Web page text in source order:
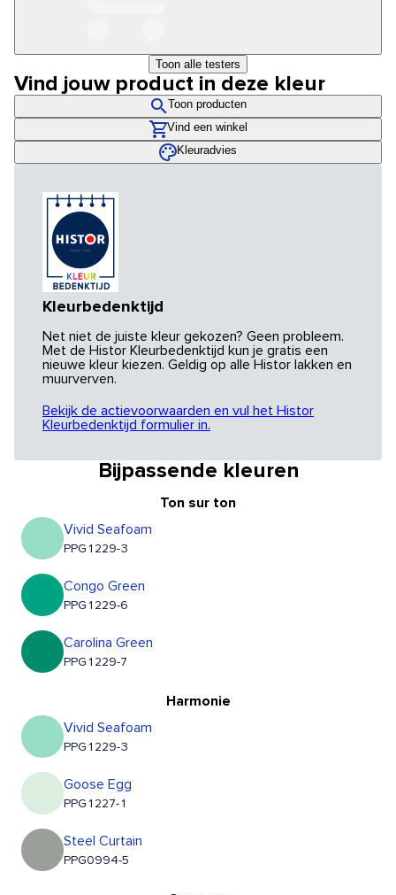
Toon alle testers
Vind jouw product in deze kleur
Toon producten
Vind een winkel
Kleuradvies
Kleurbedenktijd
Net niet de juiste kleur gekozen? Geen probleem.
Met de Histor Kleurbedenktijd kun je gratis een
nieuwe kleur kiezen. Geldig op alle Histor lakken en
muurverven.
Bekijk de actievoorwaarden en vul het Histor
Kleurbedenktijd formulier in.
Bijpassende kleuren
Ton sur ton
Vivid Seafoam
PPG1229-3
Congo Green
PPG1229-6
Carolina Green
PPG1229-7
Harmonie
Vivid Seafoam
PPG1229-3
Goose Egg
PPG1227-1
Steel Curtain
PPG0994-5